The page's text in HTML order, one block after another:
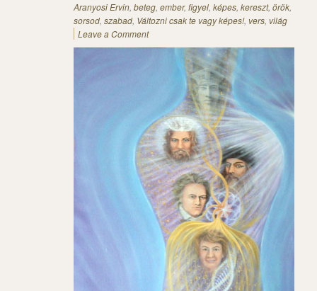
Aranyosi Ervin, beteg, ember, figyel, képes, kereszt, örök,
sorsod, szabad, Változni csak te vagy képes!, vers, világ
Leave a Comment